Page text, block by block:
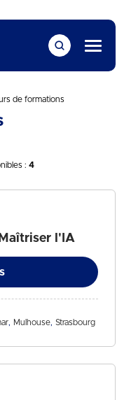
Menu
de formations
: 4
Maîtriser l'IA
Mulhouse Strasbourg